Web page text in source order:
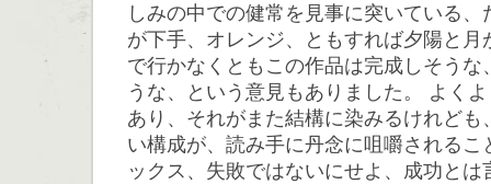
しみの中での健常を見事に突いている
が下手、オレンジ、ともすれば夕陽と月
で行かなくともこの作品は完成しそうな
うな、という意見もありました。 よく
あり、それがまた結構に染みるけれども
い構成が、読み手に丹念に咀嚼されるこ
ックス、失敗ではないにせよ、成功と